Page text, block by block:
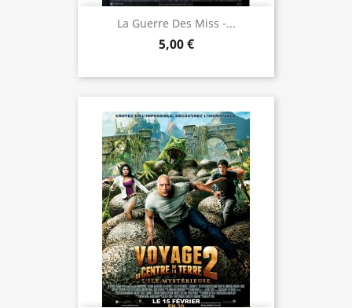
La Guerre Des Miss -...
5,00 €